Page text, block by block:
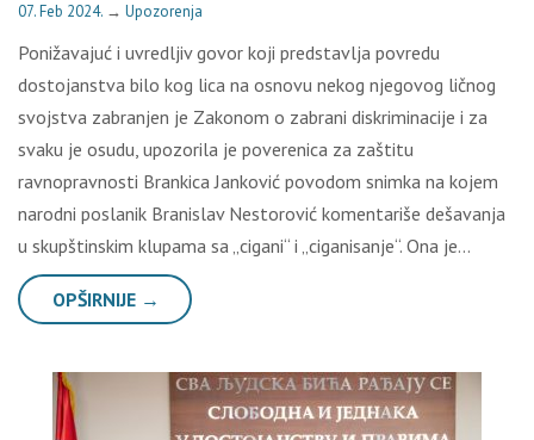
07. Feb 2024. → Upozorenja
Ponižavajuć i uvredljiv govor koji predstavlja povredu
dostojanstva bilo kog lica na osnovu nekog njegovog ličnog
svojstva zabranjen je Zakonom o zabrani diskriminacije i za
svaku je osudu, upozorila je poverenica za zaštitu
ravnopravnosti Brankica Janković povodom snimka na kojem
narodni poslanik Branislav Nestorović komentariše dešavanja
u skupštinskim klupama sa „cigani“ i „ciganisanje“. Ona je…
OPŠIRNIJE →